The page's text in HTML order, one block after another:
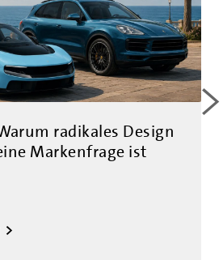
radikales Design
Markenfrage ist
>